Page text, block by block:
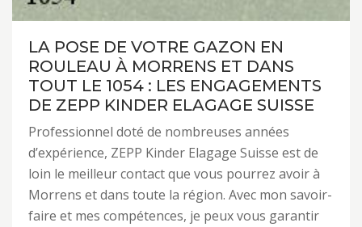
LA POSE DE VOTRE GAZON EN
ROULEAU À MORRENS ET DANS
TOUT LE 1054 : LES ENGAGEMENTS
DE ZEPP KINDER ELAGAGE SUISSE
Professionnel doté de nombreuses années
d’expérience, ZEPP Kinder Elagage Suisse est de
loin le meilleur contact que vous pourrez avoir à
Morrens et dans toute la région. Avec mon savoir-
faire et mes compétences, je peux vous garantir